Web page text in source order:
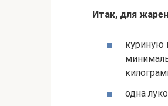
Итак, для
куриную
одна